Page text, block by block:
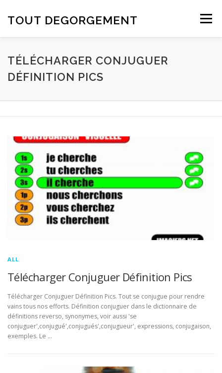
TOUT DEGORGEMENT Menu
TÉLÉCHARGER CONJUGUER
DÉFINITION PICS
ALL
Télécharger Conjuguer Définition Pics
Télécharger Conjuguer Définition Pics. Tout se conjugue pour rendre
vains tous nos efforts. Définition conjuguer dans le dictionnaire de
définitions reverso, synonymes, voir aussi 'se
conjuguer',conjugué',conjugués',conjugueur', expressions, conjugaison,
exemples. Le …